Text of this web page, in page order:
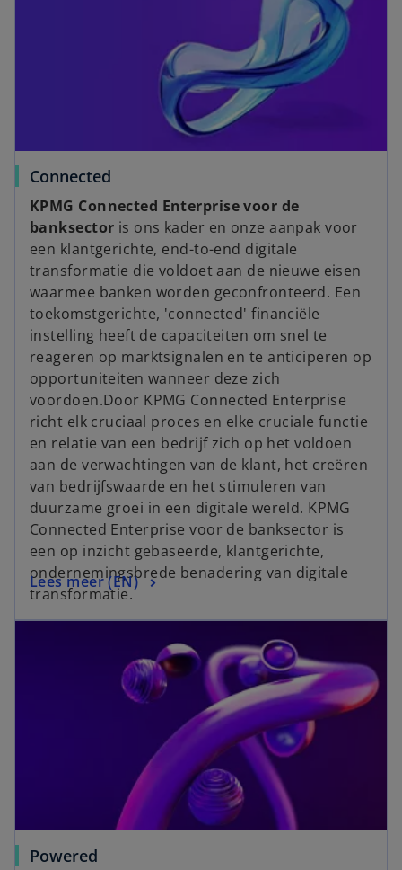
Connected
KPMG Connected Enterprise voor de
banksector is ons kader en onze aanpak voor
een klantgerichte, end-to-end digitale
transformatie die voldoet aan de nieuwe eisen
waarmee banken worden geconfronteerd. Een
toekomstgerichte, 'connected' financiële
instelling heeft de capaciteiten om snel te
reageren op marktsignalen en te anticiperen op
opportuniteiten wanneer deze zich
voordoen.Door KPMG Connected Enterprise
richt elk cruciaal proces en elke cruciale functie
en relatie van een bedrijf zich op het voldoen
aan de verwachtingen van de klant, het creëren
van bedrijfswaarde en het stimuleren van
duurzame groei in een digitale wereld. KPMG
Connected Enterprise voor de banksector is
een op inzicht gebaseerde, klantgerichte,
ondernemingsbrede benadering van digitale
transformatie.
Lees meer (EN)
Powered